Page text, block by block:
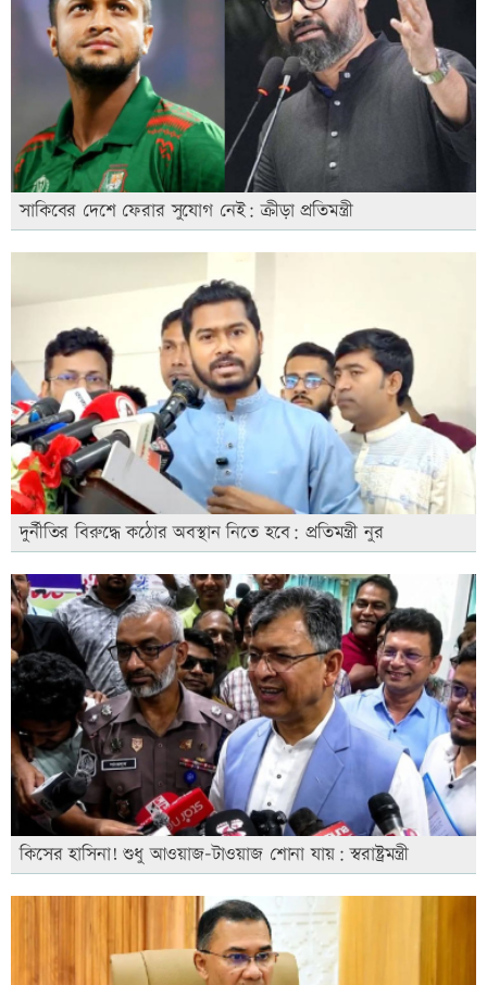
সাকিবের দেশে ফেরার সুযোগ নেই: ক্রীড়া প্রতিমন্ত্রী
দুর্নীতির বিরুদ্ধে কঠোর অবস্থান নিতে হবে: প্রতিমন্ত্রী নুর
কিসের হাসিনা! শুধু আওয়াজ-টাওয়াজ শোনা যায়: স্বরাষ্ট্রমন্ত্রী